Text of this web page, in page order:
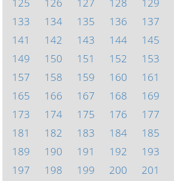
133
134 135 136 137
141
142 143 144 145
149
150 151 152 153
157
158 159 160 161
165
166 167 168 169
173
174 175 176 177
181
182 183 184 185
189
190 191 192 193
197
198 199 200 201